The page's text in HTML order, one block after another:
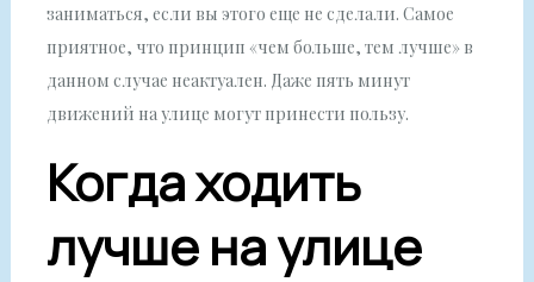
заниматься, если вы этого еще не сделали. Самое
приятное, что принцип «чем больше, тем лучше» в
данном случае неактуален. Даже пять минут
движений на улице могут принести пользу.
Когда ходить
лучше на улице